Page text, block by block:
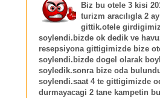
Biz bu otele 3 kisi
turizm aracılıgla 2
gittik.otele
soylendi.bizde ok dedik ve
resepsiyona gittigimizde bize
soylendi.bizde dogel olarak
soyledik.sonra bize oda
soylendi.saat 4 te gittigimizde
durmayacagi 2 tane kampetin